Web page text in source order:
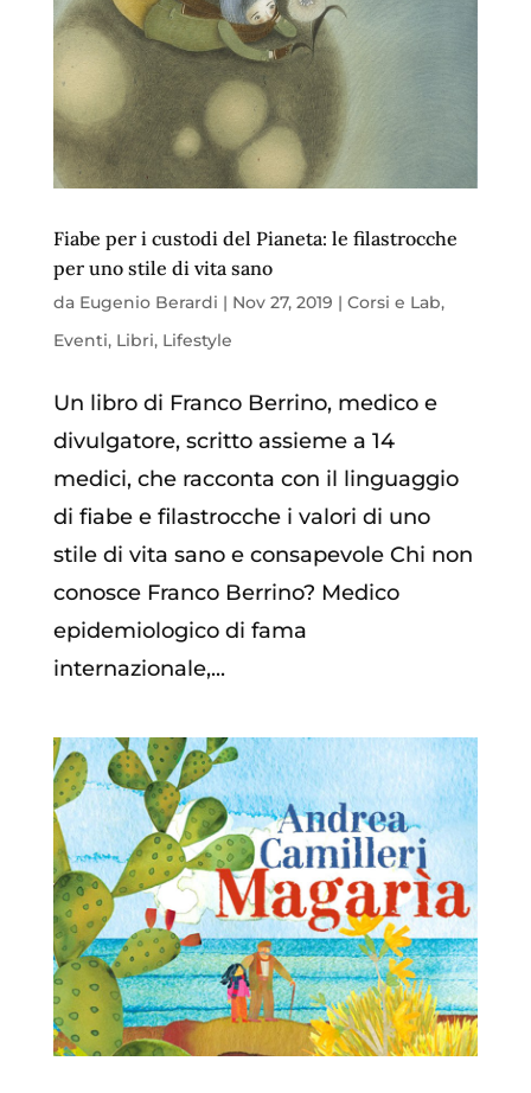
Fiabe per i custodi del Pianeta: le filastrocche
per uno stile di vita sano
da Eugenio Berardi | Nov 27, 2019 | Corsi e Lab,
Eventi, Libri, Lifestyle
Un libro di Franco Berrino, medico e
divulgatore, scritto assieme a 14
medici, che racconta con il linguaggio
di fiabe e filastrocche i valori di uno
stile di vita sano e consapevole Chi non
conosce Franco Berrino? Medico
epidemiologico di fama
internazionale,...